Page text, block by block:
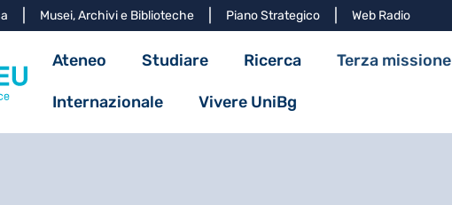
Salta al contenuto principale
Musei, Archivi e Biblioteche Piano Strategico Web Radio
Navigazione principale
Ateneo Studiare Ricerca Terza missione
Internazionale Vivere UniBg